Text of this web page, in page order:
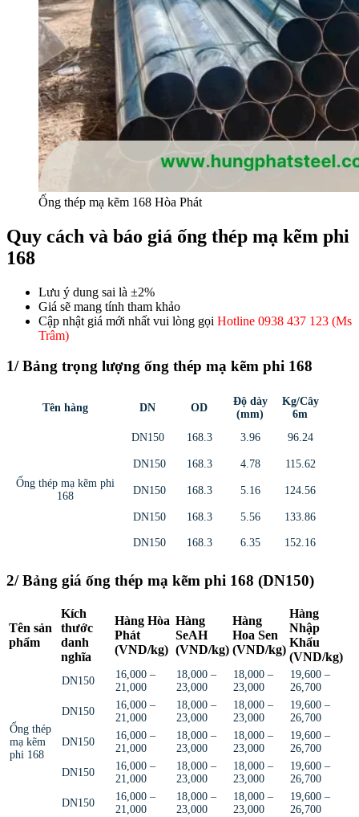
Ống thép mạ kẽm 168 Hòa Phát
Quy cách và báo giá ống thép mạ kẽm phi
168
Lưu ý dung sai là ±2%
Giá sẽ mang tính tham khảo
Cập nhật giá mới nhất vui lòng gọi Hotline 0938 437 123 (Ms
Trâm)
1/ Bảng trọng lượng ống thép mạ kẽm phi 168
Tên hàng DN OD
Độ dày
(mm)
Kg/Cây
6m
Ống thép mạ kẽm phi
168
DN150 168.3 3.96 96.24
DN150 168.3 4.78 115.62
DN150 168.3 5.16 124.56
DN150 168.3 5.56 133.86
DN150 168.3 6.35 152.16
2/ Bảng giá ống thép mạ kẽm phi 168 (DN150)
Tên sản
phẩm
Kích
thước
danh
nghĩa
Hàng Hòa
Phát
(VND/kg)
Hàng
SeAH
(VND/kg)
Hàng
Hoa Sen
(VND/kg)
Hàng
Nhập
Khẩu
(VND/kg)
Ống thép
mạ kẽm
phi 168
DN150
16,000 –
21,000
18,000 –
23,000
18,000 –
23,000
19,600 –
26,700
DN150
16,000 –
21,000
18,000 –
23,000
18,000 –
23,000
19,600 –
26,700
DN150
16,000 –
21,000
18,000 –
23,000
18,000 –
23,000
19,600 –
26,700
DN150
16,000 –
21,000
18,000 –
23,000
18,000 –
23,000
19,600 –
26,700
DN150
16,000 –
21,000
18,000 –
23,000
18,000 –
23,000
19,600 –
26,700